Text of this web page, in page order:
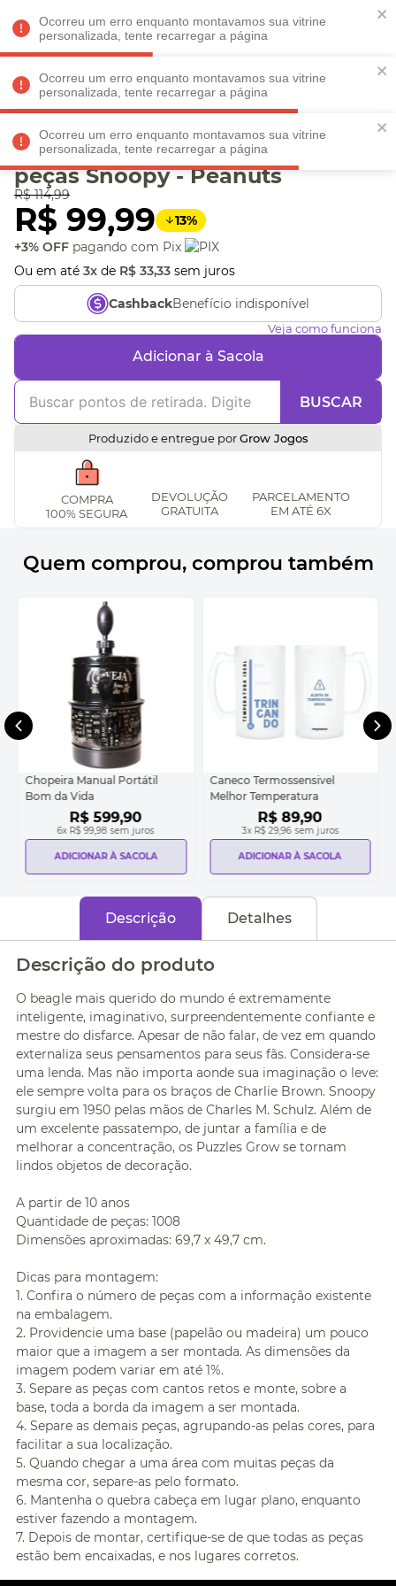
Ocorreu um erro enquanto montavamos sua vitrine
personalizada, tente recarregar a página
Ocorreu um erro enquanto montavamos sua vitrine
personalizada, tente recarregar a página
Ocorreu um erro enquanto montavamos sua vitrine
personalizada, tente recarregar a página
Faltam REGULAMENTO
Veja produtos perto de você! Informe seu CEP
Quebra-cabeça 1000
peças Snoopy - Peanuts
R$ 114,99
R$ 99,99 13%
+3% OFF pagando com Pix
Ou em até 3x de R$ 33,33 sem juros
CashbackBenefício indisponível
Veja como funciona
Adicionar à Sacola
BUSCAR
Produzido e entregue por Grow Jogos
COMPRA
100% SEGURA
DEVOLUÇÃO
GRATUITA
PARCELAMENTO
EM ATÉ 6X
Quem comprou, comprou também
Chopeira Manual Portátil
Bom da Vida
R$ 599,90
6x R$ 99,98 sem juros
ADICIONAR À SACOLA
Caneco Termossensivel
Melhor Temperatura
R$ 89,90
3x R$ 29,96 sem juros
ADICIONAR À SACOLA
Descrição Detalhes
Descrição do produto
O beagle mais querido do mundo é extremamente
inteligente, imaginativo, surpreendentemente confiante e
mestre do disfarce. Apesar de não falar, de vez em quando
externaliza seus pensamentos para seus fãs. Considera-se
uma lenda. Mas não importa aonde sua imaginação o leve:
ele sempre volta para os braços de Charlie Brown. Snoopy
surgiu em 1950 pelas mãos de Charles M. Schulz. Além de
um excelente passatempo, de juntar a família e de
melhorar a concentração, os Puzzles Grow se tornam
lindos objetos de decoração.
A partir de 10 anos
Quantidade de peças: 1008
Dimensões aproximadas: 69,7 x 49,7 cm.
Dicas para montagem:
1. Confira o número de peças com a informação existente
na embalagem.
2. Providencie uma base (papelão ou madeira) um pouco
maior que a imagem a ser montada. As dimensões da
imagem podem variar em até 1%.
3. Separe as peças com cantos retos e monte, sobre a
base, toda a borda da imagem a ser montada.
4. Separe as demais peças, agrupando-as pelas cores, para
facilitar a sua localização.
5. Quando chegar a uma área com muitas peças da
mesma cor, separe-as pelo formato.
6. Mantenha o quebra cabeça em lugar plano, enquanto
estiver fazendo a montagem.
7. Depois de montar, certifique-se de que todas as peças
estão bem encaixadas, e nos lugares corretos.